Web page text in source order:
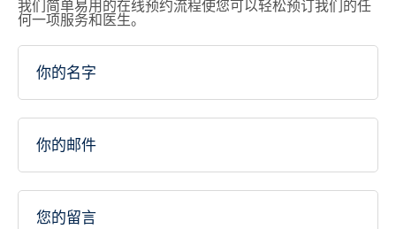
我们简单易用的在线预约流程使您可以轻松预订我们的任
何一项服务和医生。